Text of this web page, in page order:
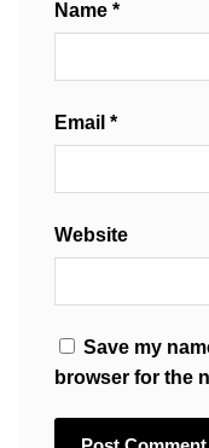
Name *
Email *
Website
Save my
browser for the